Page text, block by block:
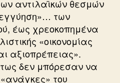
αντιλαϊκών θεσμών
των
έως χρεοκοπημένα
«οικονομίας
αξιοπρέπειας».
δεν μπόρεσαν να
του